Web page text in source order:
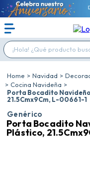
¡Hola! ¿Qué producto buscas?
Navidad
Cocina Navideña
Porta Bocadito
21.5Cmx9Cm, L-00661-1
Genérico
Porta Bocadito
Plástico,